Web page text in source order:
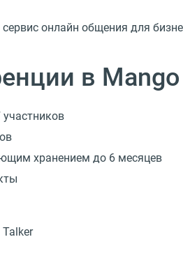
онлайн общения для
в
хранением до 6 месяцев